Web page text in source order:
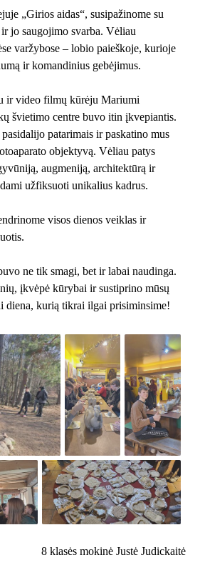
„Girios aidas“, susipažinome su
jo saugojimo svarba. Vėliau
varžybose – lobio paieškoje, kurioje
ir komandinius gebėjimus.
ir video filmų kūrėju Mariumi
švietimo centre buvo itin įkvepiantis.
patarimais ir paskatino mus
objektyvą. Vėliau patys
augmeniją, architektūrą ir
užfiksuoti unikalius kadrus.
visos dienos veiklas ir
ne tik smagi, bet ir labai naudinga.
įkvėpė kūrybai ir sustiprino mūsų
diena, kurią tikrai ilgai prisiminsime!
8 klasės mokinė Justė Judickaitė